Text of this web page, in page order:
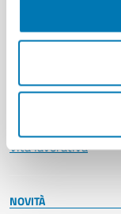
Documenti e
Giustizia e
Imprese e
Salute, benessere
Vita lavorativa
NOVITÀ